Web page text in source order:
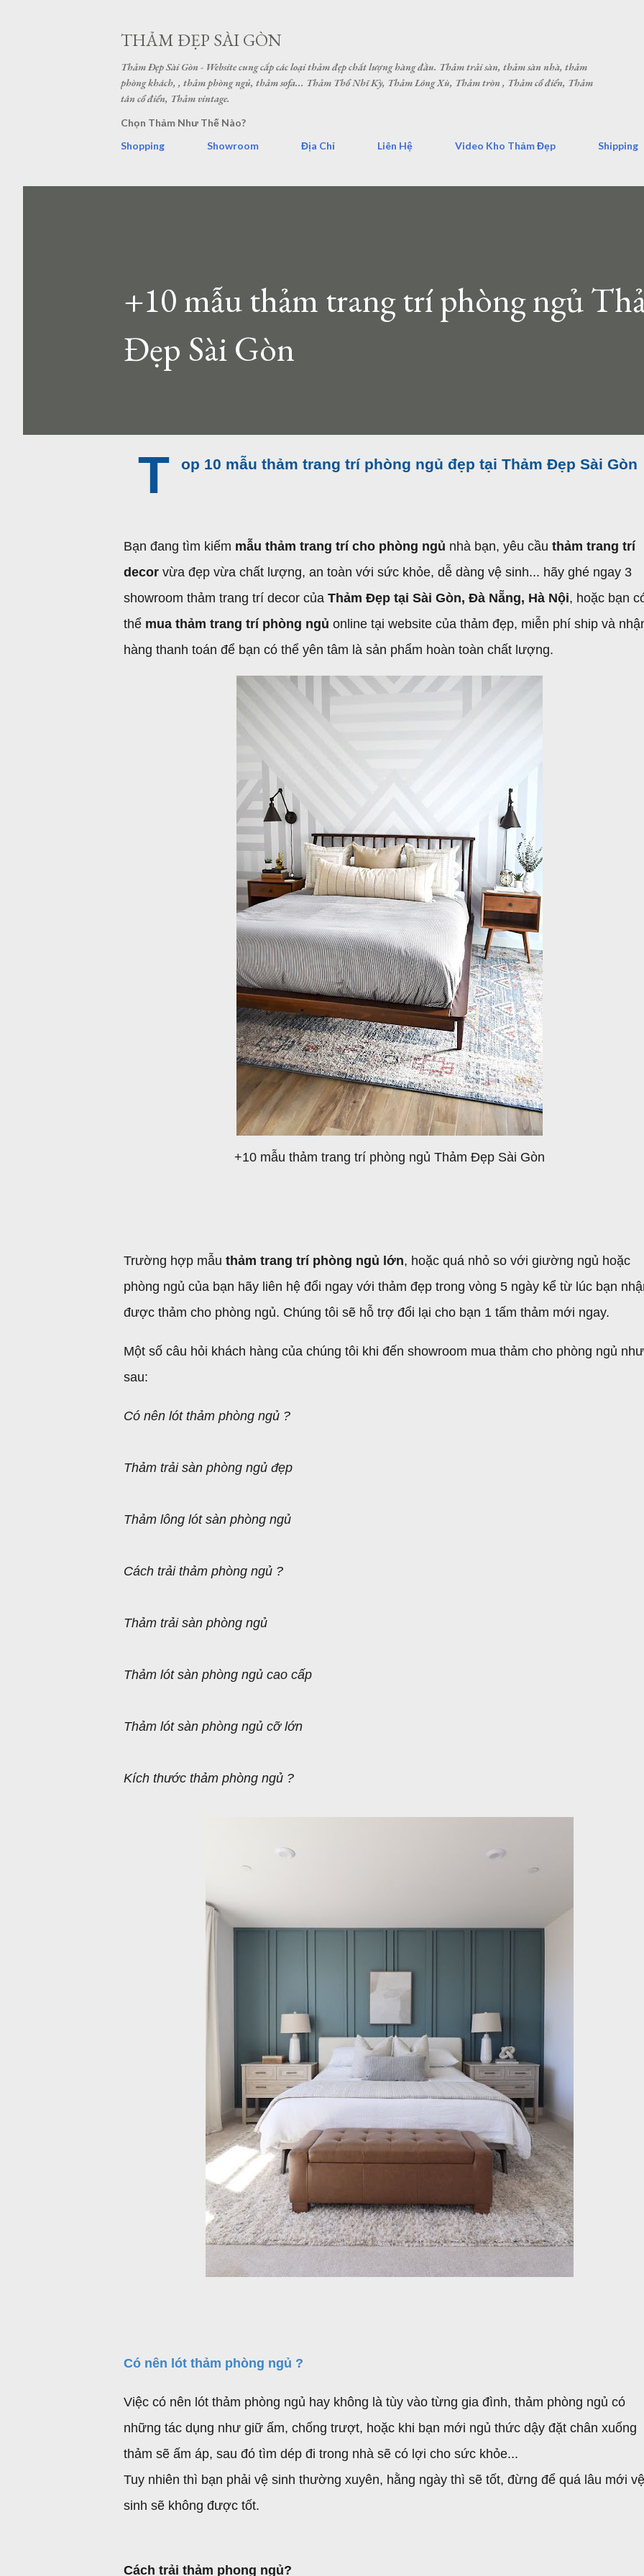
THẢM ĐẸP SÀI GÒN
Thảm Đẹp Sài Gòn - Website cung cấp các loại thảm đẹp chất lượng hàng đầu. Thảm trải sàn, thảm sàn nhà, thảm
phòng khách, , thảm phòng ngủ, thảm sofa... Thảm Thổ Nhĩ Kỳ, Thảm Lông Xù, Thảm tròn , Thảm cổ điển, Thảm
tân cổ điển, Thảm vintage.
Chọn Thảm Như Thế Nào?
Shopping
Showroom Địa Chỉ Liên Hệ Video Kho Thảm Đẹp Shipping
+10 mẫu thảm trang trí phòng ngủ
Đẹp Sài Gòn
T op 10 mẫu thảm trang trí phòng ngủ đẹp tại Thảm Đẹp Sài Gòn
Bạn đang tìm kiếm mẫu thảm trang trí cho phòng ngủ nhà bạn, yêu cầu thảm trang trí
decor vừa đẹp vừa chất lượng, an toàn với sức khỏe, dễ dàng vệ sinh... hãy ghé ngay 3
showroom thảm trang trí decor của Thảm Đẹp tại Sài Gòn, Đà Nẵng, Hà Nội, hoặc bạn
thể mua thảm trang trí phòng ngủ online tại website của thảm đẹp, miễn phí ship và
hàng thanh toán để bạn có thể yên tâm là sản phẩm hoàn toàn chất lượng.
+10 mẫu thảm trang trí phòng ngủ Thảm Đẹp Sài Gòn
Trường hợp mẫu thảm trang trí phòng ngủ lớn, hoặc quá nhỏ so với giường ngủ hoặc
phòng ngủ của bạn hãy liên hệ đổi ngay với thảm đẹp trong vòng 5 ngày kể từ lúc bạn
được thảm cho phòng ngủ. Chúng tôi sẽ hỗ trợ đổi lại cho bạn 1 tấm thảm mới ngay.
Một số câu hỏi khách hàng của chúng tôi khi đến showroom mua thảm cho phòng ngủ như
sau:
Có nên lót thảm phòng ngủ ?
Thảm trải sàn phòng ngủ đẹp
Thảm lông lót sàn phòng ngủ
Cách trải thảm phòng ngủ ?
Thảm trải sàn phòng ngủ
Thảm lót sàn phòng ngủ cao cấp
Thảm lót sàn phòng ngủ cỡ lớn
Kích thước thảm phòng ngủ ?
Có nên lót thảm phòng ngủ ?
Việc có nên lót thảm phòng ngủ hay không là tùy vào từng gia đình, thảm phòng ngủ có
những tác dụng như giữ ấm, chống trượt, hoặc khi bạn mới ngủ thức dậy đặt chân xuống
thảm sẽ ấm áp, sau đó tìm dép đi trong nhà sẽ có lợi cho sức khỏe...
Tuy nhiên thì bạn phải vệ sinh thường xuyên, hằng ngày thì sẽ tốt, đừng để quá lâu mới vệ
sinh sẽ không được tốt.
Cách trải thảm phong ngủ?